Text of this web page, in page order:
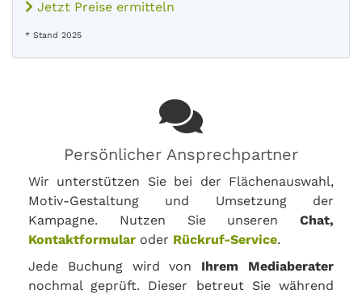
Jetzt Preise ermitteln
* Stand 2025
Persönlicher Ansprechpartner
Wir unterstützen Sie bei der Flächenauswahl,
Motiv-Gestaltung und Umsetzung der
Kampagne. Nutzen Sie unseren Chat,
Kontaktformular oder Rückruf-Service.
Jede Buchung wird von Ihrem Mediaberater
nochmal geprüft. Dieser betreut Sie während